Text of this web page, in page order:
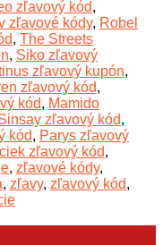
zľavový kód,
zľavové kódy, Robel
, The Streets
, Siko zľavový
zľavový kupón,
zľavový kód,
kód, Mamido
zľavový kód,
kód, Parys zľavový
zľavový kód,
, zľavové kódy,
, zľavy, zľavový kód,